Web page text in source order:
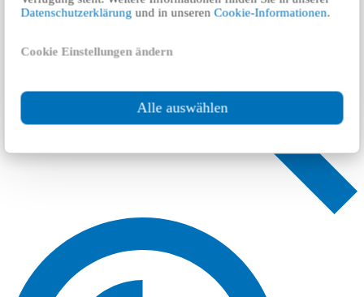
Datenschutzerklärung und in unserenCookie-Informationen.
Cookie Einstellungen ändern
Alle auswählen